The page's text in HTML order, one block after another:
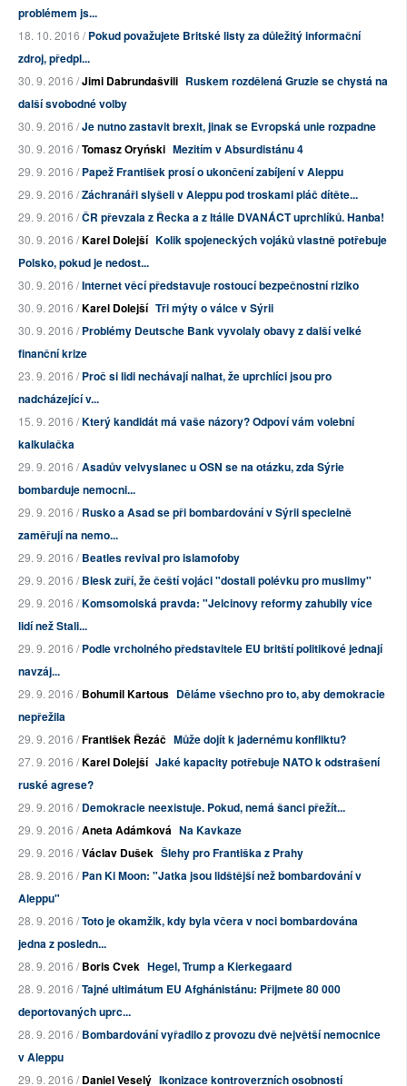
problémem js...
18. 10. 2016 /Pokud považujete Britské listy za důležitý informační
zdroj, předpl...
30. 9. 2016 /Jimi Dabrundašvili Ruskem rozdělená Gruzie se chystá na
další svobodné volby
30. 9. 2016 /Je nutno zastavit brexit, jinak se Evropská unie rozpadne
30. 9. 2016 /Tomasz Oryński Mezitím v Absurdistánu 4
29. 9. 2016 /Papež František prosí o ukončení zabíjení v Aleppu
29. 9. 2016 /Záchranáři slyšeli v Aleppu pod troskami pláč dítěte...
29. 9. 2016 /ČR převzala z Řecka a z Itálie DVANÁCT uprchlíků. Hanba!
30. 9. 2016 /Karel Dolejší Kolik spojeneckých vojáků vlastně potřebuje
Polsko, pokud je nedost...
30. 9. 2016 /Internet věcí představuje rostoucí bezpečnostní riziko
30. 9. 2016 /Karel Dolejší Tři mýty o válce v Sýrii
30. 9. 2016 /Problémy Deutsche Bank vyvolaly obavy z další velké
finanční krize
23. 9. 2016 /Proč si lidi nechávají nalhat, že uprchlíci jsou pro
nadcházející v...
15. 9. 2016 /Který kandidát má vaše názory? Odpoví vám volební
kalkulačka
29. 9. 2016 /Asadův velvyslanec u OSN se na otázku, zda Sýrie
bombarduje nemocni...
29. 9. 2016 /Rusko a Asad se při bombardování v Sýrii specielně
zaměřují na nemo...
29. 9. 2016 /Beatles revival pro islamofoby
29. 9. 2016 /Blesk zuří, že čeští vojáci "dostali polévku pro muslimy"
29. 9. 2016 /Komsomolská pravda: "Jelcinovy reformy zahubily více
lidí než Stali...
29. 9. 2016 /Podle vrcholného představitele EU britští politikové jednají
navzáj...
29. 9. 2016 /Bohumil Kartous Děláme všechno pro to, aby demokracie
nepřežila
29. 9. 2016 /František Řezáč Může dojít k jadernému konfliktu?
27. 9. 2016 /Karel Dolejší Jaké kapacity potřebuje NATO k odstrašení
ruské agrese?
29. 9. 2016 /Demokracie neexistuje. Pokud, nemá šanci přežít...
29. 9. 2016 /Aneta Adámková Na Kavkaze
29. 9. 2016 /Václav Dušek Šlehy pro Františka z Prahy
28. 9. 2016 /Pan Ki Moon: "Jatka jsou lidštější než bombardování v
Aleppu"
28. 9. 2016 /Toto je okamžik, kdy byla včera v noci bombardována
jedna z posledn...
28. 9. 2016 /Boris Cvek Hegel, Trump a Kierkegaard
28. 9. 2016 /Tajné ultimátum EU Afghánistánu: Přijmete 80 000
deportovaných uprc...
28. 9. 2016 /Bombardování vyřadilo z provozu dvě největší nemocnice
v Aleppu
29. 9. 2016 /Daniel Veselý Ikonizace kontroverzních osobností